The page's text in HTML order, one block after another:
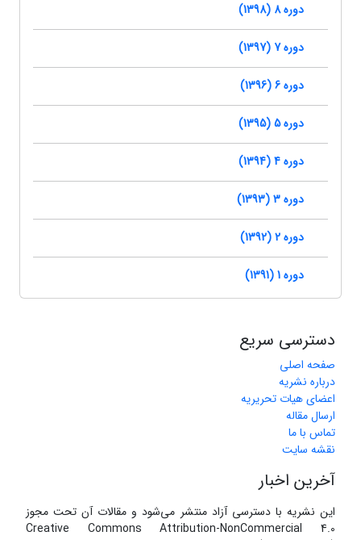
دوره 8 (1398)
دوره 7 (1397)
دوره 6 (1396)
دوره 5 (1395)
دوره 4 (1394)
دوره 3 (1393)
دوره 2 (1392)
دوره 1 (1391)
دسترسی سریع
صفحه اصلی
درباره نشریه
اعضای هیات تحریریه
ارسال مقاله
تماس با ما
نقشه سایت
آخرین اخبار
این نشریه با دسترسی آزاد منتشر می‌شود و مقالات آن تحت مجوز
Creative Commons Attribution-NonCommercial 4.0